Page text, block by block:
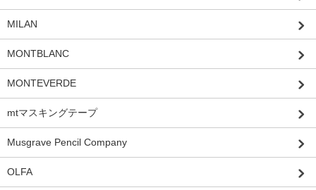
MILAN
MONTBLANC
MONTEVERDE
mtマスキングテープ
Musgrave Pencil Company
OLFA